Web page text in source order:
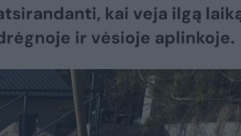
kai veja ilgą
ir vėsioje aplinkoje.